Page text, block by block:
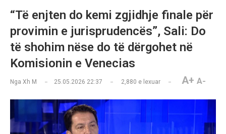
“Të enjten do kemi zgjidhje finale për
provimin e jurisprudencës”, Sali: Do
të shohim nëse do të dërgohet në
Komisionin e Venecias
Nga Xh M 25.05.2026 22:37 2,880 e lexuar A+ A-